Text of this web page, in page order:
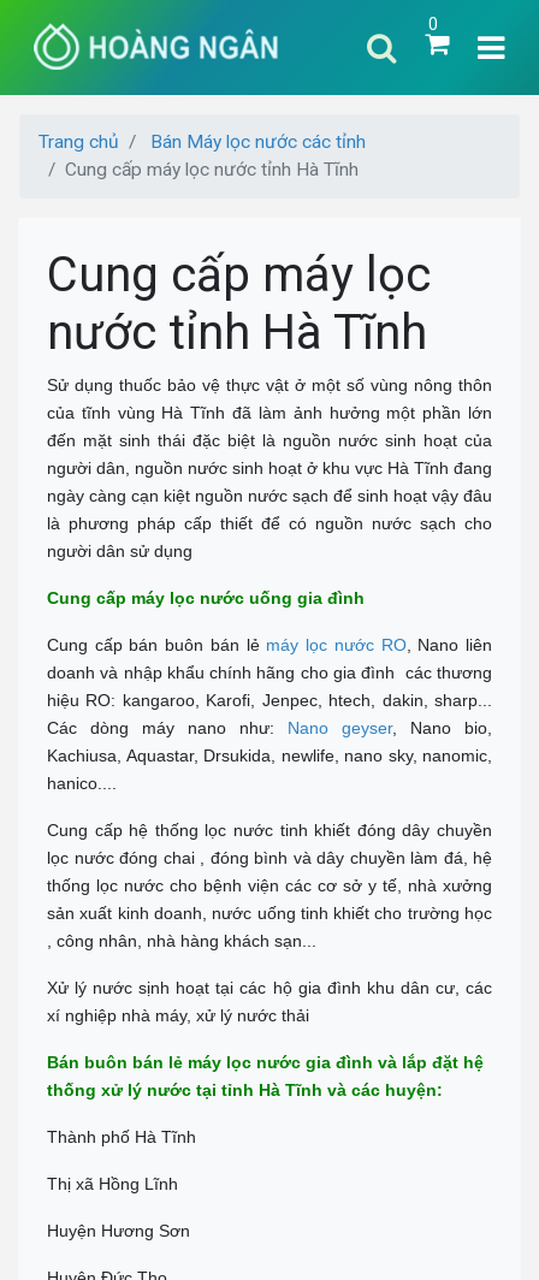
0
Trang chủ
Bán Máy lọc nước các tỉnh
Cung cấp máy lọc nước tỉnh Hà Tĩnh
Cung cấp máy lọc
nước tỉnh Hà Tĩnh
Sử dụng thuốc bảo vệ thực vật ở một số vùng nông thôn
của tĩnh vùng Hà Tĩnh đã làm ảnh hưởng một phần lớn
đến mặt sinh thái đặc biệt là nguồn nước sinh hoạt của
người dân, nguồn nước sinh hoạt ở khu vực Hà Tĩnh đang
ngày càng cạn kiệt nguồn nước sạch để sinh hoạt vậy đâu
là phương pháp cấp thiết để có nguồn nước sạch cho
người dân sử dụng
Cung cấp máy lọc nước uống gia đình
Cung cấp bán buôn bán lẻ máy lọc nước RO, Nano liên
doanh và nhập khẩu chính hãng cho gia đình các thương
hiệu RO: kangaroo, Karofi, Jenpec, htech, dakin, sharp...
Các dòng máy nano như: Nano geyser, Nano bio,
Kachiusa, Aquastar, Drsukida, newlife, nano sky, nanomic,
hanico....
Cung cấp hệ thống lọc nước tinh khiết đóng dây chuyền
lọc nước đóng chai , đóng bình và dây chuyền làm đá, hệ
thống lọc nước cho bệnh viện các cơ sở y tế, nhà xưởng
sản xuất kinh doanh, nước uống tinh khiết cho trường học
, công nhân, nhà hàng khách sạn...
Xử lý nước sịnh hoạt tại các hộ gia đình khu dân cư, các
xí nghiệp nhà máy, xử lý nước thải
Bán buôn bán lẻ máy lọc nước gia đình và lắp đặt hệ
thống xử lý nước tại tỉnh Hà Tĩnh và các huyện:
Thành phố Hà Tĩnh
Thị xã Hồng Lĩnh
Huyện Hương Sơn